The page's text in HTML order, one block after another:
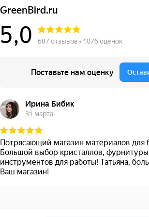
GreenBird.ru
5,0 607 отзывов • 1076 оценок
Поставьте нам оценку
Ирина Бибик
31 марта
Потрясающий магазин материалов для
Большой выбор кристаллов,
инструментов для работы! Татьяна,
Ваш магазин!